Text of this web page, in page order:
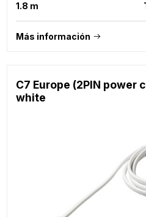
1.8 m
Más información
C7 Europe (2PIN power
white